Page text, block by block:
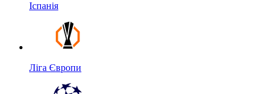
Іспанія
Ліга Європи